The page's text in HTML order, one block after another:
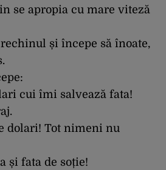
se apropia cu mare viteză
și începe să înoate,
cui îmi salvează fata!
dolari! Tot nimeni nu
și fata de soție!